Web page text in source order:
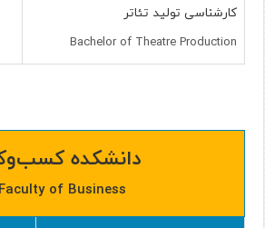
کارشناسی تولید تئاتر
Bachelor of Theatre Production
دانشکده
Faculty of Business